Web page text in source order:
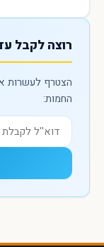
רוצה לקבל
הצטרף לעשרות
החמות: